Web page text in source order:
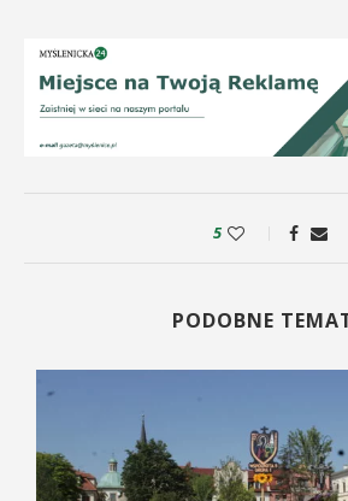
5
PODOBNE